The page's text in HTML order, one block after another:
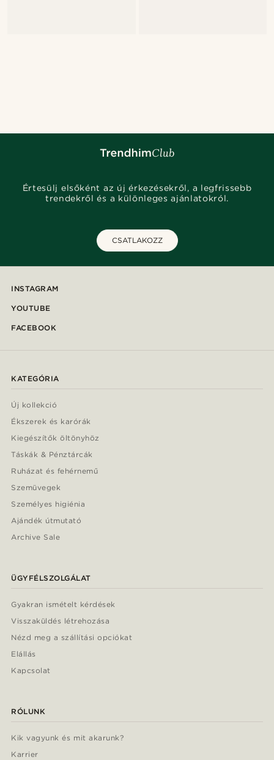
Értesülj elsőként az új érkezésekről, a legfrissebb
trendekről és a különleges ajánlatokról.
CSATLAKOZZ
INSTAGRAM
YOUTUBE
FACEBOOK
KATEGÓRIA
Új kollekció
Ékszerek és karórák
Kiegészítők öltönyhöz
Táskák & Pénztárcák
Ruházat és fehérnemű
Szemüvegek
Személyes higiénia
Ajándék útmutató
Archive Sale
ÜGYFÉLSZOLGÁLAT
Gyakran ismételt kérdések
Visszaküldés létrehozása
Nézd meg a szállítási opciókat
Elállás
Kapcsolat
RÓLUNK
Kik vagyunk és mit akarunk?
Karrier